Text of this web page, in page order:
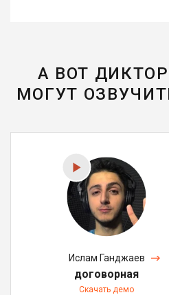
А ВОТ
МОГУТ
Ислам Ганджаев
договорная
Скачать демо